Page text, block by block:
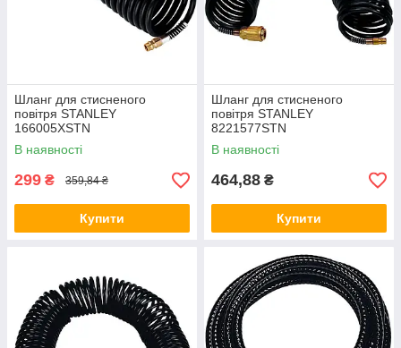
Шланг для стисненого
повітря STANLEY
166005XSTN
В наявності
299 ₴ 359,84 ₴
Купити
Шланг для стисненого
повітря STANLEY
8221577STN
В наявності
464,88 ₴
Купити